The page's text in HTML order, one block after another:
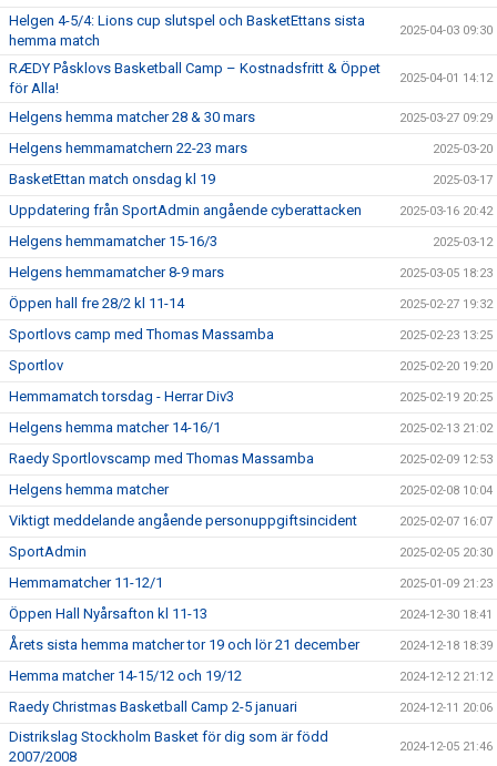
Helgen 4-5/4: Lions cup slutspel och BasketEttans sista
hemma match
2025-04-03 09:30
RÆDY Påsklovs Basketball Camp – Kostnadsfritt & Öppet
för Alla!
2025-04-01 14:12
Helgens hemma matcher 28 & 30 mars 2025-03-27 09:29
Helgens hemmamatchern 22-23 mars 2025-03-20
BasketEttan match onsdag kl 19 2025-03-17
Uppdatering från SportAdmin angående cyberattacken 2025-03-16 20:42
Helgens hemmamatcher 15-16/3 2025-03-12
Helgens hemmamatcher 8-9 mars 2025-03-05 18:23
Öppen hall fre 28/2 kl 11-14 2025-02-27 19:32
Sportlovs camp med Thomas Massamba 2025-02-23 13:25
Sportlov 2025-02-20 19:20
Hemmamatch torsdag - Herrar Div3 2025-02-19 20:25
Helgens hemma matcher 14-16/1 2025-02-13 21:02
Raedy Sportlovscamp med Thomas Massamba 2025-02-09 12:53
Helgens hemma matcher 2025-02-08 10:04
Viktigt meddelande angående personuppgiftsincident 2025-02-07 16:07
SportAdmin 2025-02-05 20:30
Hemmamatcher 11-12/1 2025-01-09 21:23
Öppen Hall Nyårsafton kl 11-13 2024-12-30 18:41
Årets sista hemma matcher tor 19 och lör 21 december 2024-12-18 18:39
Hemma matcher 14-15/12 och 19/12 2024-12-12 21:12
Raedy Christmas Basketball Camp 2-5 januari 2024-12-11 20:06
Distrikslag Stockholm Basket för dig som är född
2007/2008
2024-12-05 21:46